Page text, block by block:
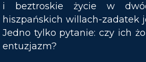
i beztroskie życie w
hiszpańskich willach-zadatek
Jedno tylko pytanie: czy ich
entuzjazm?